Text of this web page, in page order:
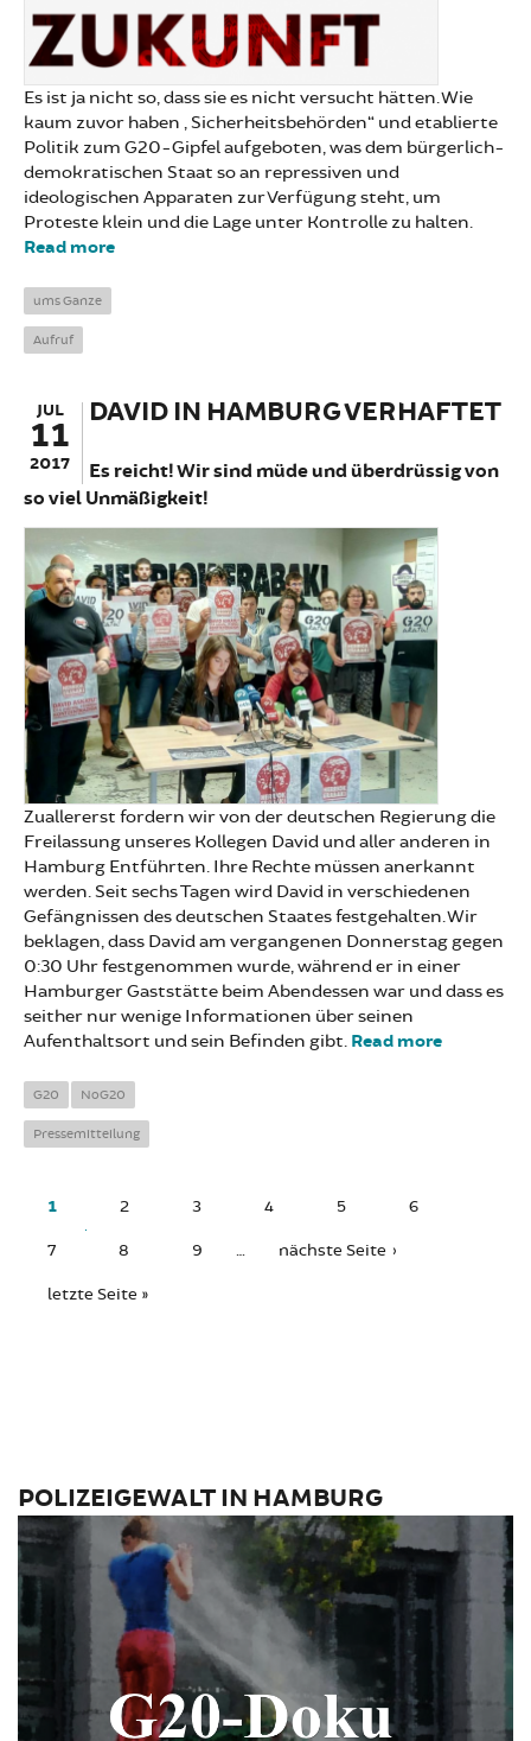
Es ist ja nicht so, dass sie es nicht versucht hätten. Wie
kaum zuvor haben „Sicherheitsbehörden“ und etablierte
Politik zum G20-Gipfel aufgeboten, was dem bürgerlich-
demokratischen Staat so an repressiven und
ideologischen Apparaten zur Verfügung steht, um
Proteste klein und die Lage unter Kontrolle zu halten.
Read more
ums Ganze
Aufruf
JUL
11
2017
DAVID IN HAMBURG VERHAFTET
Es reicht! Wir sind müde und überdrüssig von
so viel Unmäßigkeit!
Zuallererst fordern wir von der deutschen Regierung die
Freilassung unseres Kollegen David und aller anderen in
Hamburg Entführten. Ihre Rechte müssen anerkannt
werden. Seit sechs Tagen wird David in verschiedenen
Gefängnissen des deutschen Staates festgehalten. Wir
beklagen, dass David am vergangenen Donnerstag gegen
0:30 Uhr festgenommen wurde, während er in einer
Hamburger Gaststätte beim Abendessen war und dass es
seither nur wenige Informationen über seinen
Aufenthaltsort und sein Befinden gibt. Read more
G20 NoG20
Pressemitteilung
SEITEN
1 2 3 4 5 6
7 8 9 … nächste Seite ›
letzte Seite »
POLIZEIGEWALT IN HAMBURG